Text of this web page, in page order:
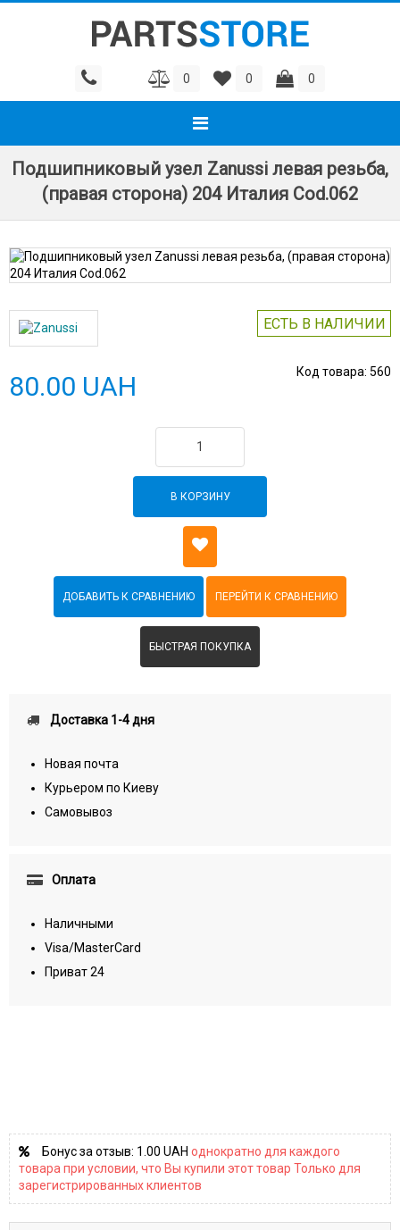
0 0 0
Подшипниковый узел Zanussi левая резьба,
(правая сторона) 204 Италия Cod.062
ЕСТЬ В НАЛИЧИИ
Код товара: 560
80.00 UAH
В КОРЗИНУ
БЫСТРАЯ ПОКУПКА
Доставка 1-4 дня
Новая почта
Курьером по Киеву
Самовывоз
Оплата
Наличными
Visa/MasterCard
Приват 24
Бонус за отзыв: 1.00 UAH однократно для каждого
товара при условии, что Вы купили этот товар Только для
зарегистрированных клиентов